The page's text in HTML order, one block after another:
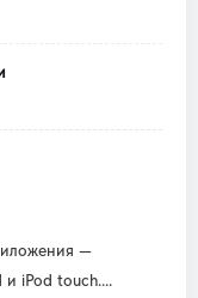
—
iPod touch....